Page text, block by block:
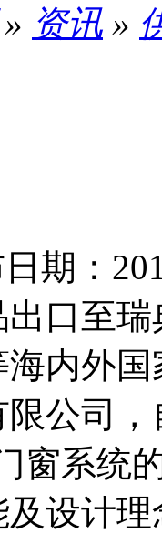
资讯 »
期：
口至
内外国
公司
窗系统
设计